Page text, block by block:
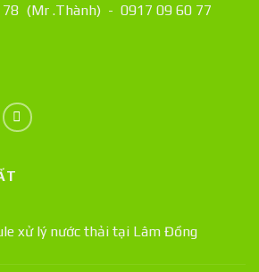
78 (Mr .Thành) - 0917 09 60 77
xử lý nước thải tại Lâm Đồng